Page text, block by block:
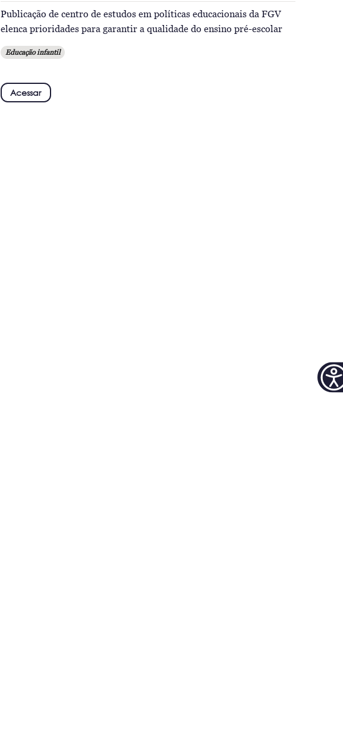
Publicação de centro de estudos em políticas educacionais da FGV
elenca prioridades para garantir a qualidade do ensino pré-escolar
Educação infantil
Acessar